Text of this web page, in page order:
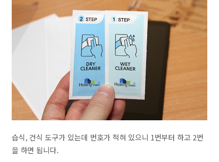
습식, 건식 도구가 있는데 번호가 적혀 있으니 1번부터 하고 2번
을 하면 됩니다.